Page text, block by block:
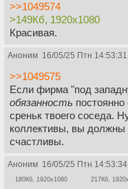
>>1049574
>149Кб, 1920x1080
Красивая.
Аноним 16/05/25 Птн 14:53:31
>>1049575
Если фирма "под
обязанность
среньк твоего соседа.
коллективы, вы должны
счастливы.
Аноним 16/05/25 Птн 14:53:34
180Кб, 1920x1080 217Кб,